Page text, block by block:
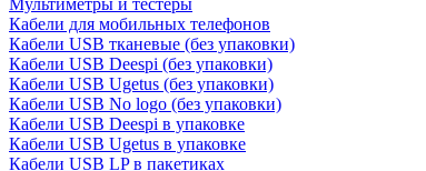
Мультиметры и тестеры
Кабели для мобильных телефонов
Кабели USB тканевые (без упаковки)
Кабели USB Deespi (без упаковки)
Кабели USB Ugetus (без упаковки)
Кабели USB No logo (без упаковки)
Кабели USB Deespi в упаковке
Кабели USB Ugetus в упаковке
Кабели USB LP в пакетиках